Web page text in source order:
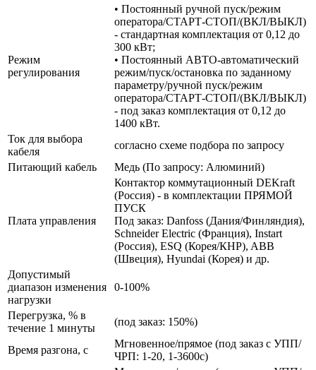
Режим
регулирования
• Постоянный ручной пуск/режим
оператора/СТАРТ-СТОП/(ВКЛ/ВЫКЛ)
- стандартная комплектация от 0,12 до
300 кВт;
• Постоянный АВТО-автоматический
режим/пуск/остановка по заданному
параметру/ручной пуск/режим
оператора/СТАРТ-СТОП/(ВКЛ/ВЫКЛ)
- под заказ комплектация от 0,12 до
1400 кВт.
Ток для выбора
кабеля
согласно схеме подбора по запросу
Питающий кабель
Медь (По запросу: Алюминий)
Плата управления
Контактор коммутационный DEKraft
(Россия) - в комплектации ПРЯМОЙ
ПУСК
Под заказ: Danfoss (Дания/Финляндия),
Schneider Electric (Франция), Instart
(Россия), ESQ (Корея/КНР), ABB
(Швеция), Hyundai (Корея) и др.
Допустимый
диапазон изменения
нагрузки
0-100%
Перегрузка, % в
течение 1 минуты
(под заказ: 150%)
Время разгона, с
Мгновенное/прямое (под заказ с УПП/
ЧРП: 1-20, 1-3600с)